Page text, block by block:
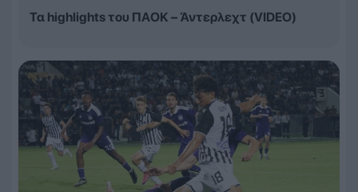
Τα highlights του ΠΑΟΚ – Άντερλεχτ (VIDEO)